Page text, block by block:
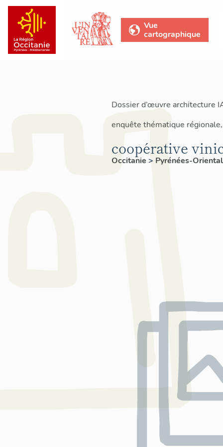
Vue
cartographique
Dossier d’œuvre architecture
enquête thématique
coopérative
Occitanie > Pyrénées-